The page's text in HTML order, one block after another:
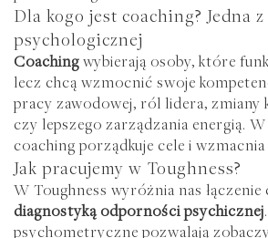
Dla kogo jest coaching? Jedna
psychologicznej
Coachingwybierają osoby, które
lecz chcą wzmocnić swoje
pracy zawodowej, ról lidera, zmiany
czy lepszego zarządzania energią.
coaching porządkuje cele i
Jak pracujemy w Toughness?
W Toughness wyróżnia nas łączenie
diagnostyką odporności psychicznej
psychometryczne pozwalają